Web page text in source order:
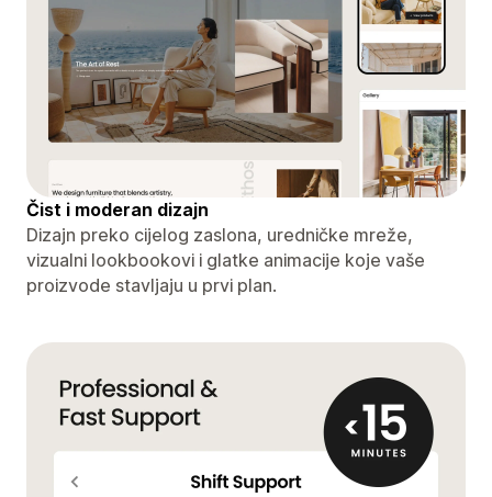
Čist i moderan dizajn
Dizajn preko cijelog zaslona, ​​uredničke mreže,
vizualni lookbookovi i glatke animacije koje vaše
proizvode stavljaju u prvi plan.